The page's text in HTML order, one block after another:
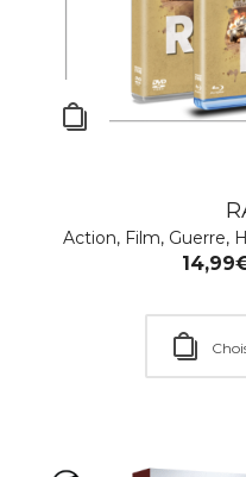
Action, Film, Guerre,
14,99